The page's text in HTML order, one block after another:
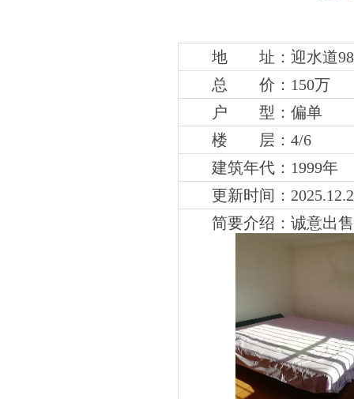
地 址：迎水道98
总 价：150万
户 型：偏单
楼 层：4/6
建筑年代：1999年
更新时间：
简要介绍： 诚意出